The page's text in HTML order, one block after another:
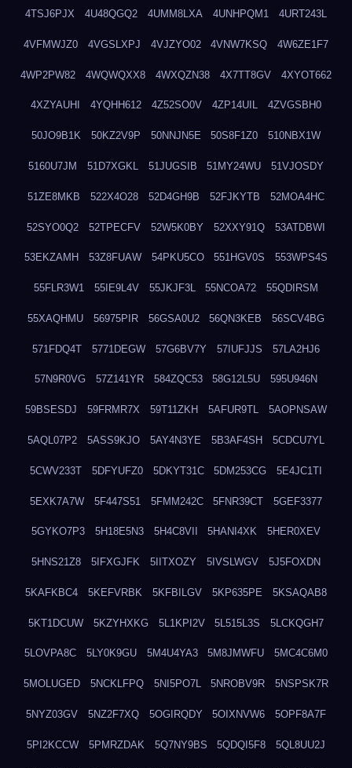
4TSJ6PJX 4U48QGQ2 4UMM8LXA 4UNHPQM1 4URT243L
4VFMWJZ0 4VGSLXPJ 4VJZYO02 4VNW7KSQ 4W6ZE1F7
4WP2PW82 4WQWQXX8 4WXQZN38 4X7TT8GV 4XYOT662
4XZYAUHI 4YQHH612 4Z52SO0V 4ZP14UIL 4ZVGSBH0
50JO9B1K 50KZ2V9P 50NNJN5E 50S8F1Z0 510NBX1W
5160U7JM 51D7XGKL 51JUGSIB 51MY24WU 51VJOSDY
51ZE8MKB 522X4O28 52D4GH9B 52FJKYTB 52MOA4HC
52SYO0Q2 52TPECFV 52W5K0BY 52XXY91Q 53ATDBWI
53EKZAMH 53Z8FUAW 54PKU5CO 551HGV0S 553WPS4S
55FLR3W1 55IE9L4V 55JKJF3L 55NCOA72 55QDIRSM
55XAQHMU 56975PIR 56GSA0U2 56QN3KEB 56SCV4BG
571FDQ4T 5771DEGW 57G6BV7Y 57IUFJJS 57LA2HJ6
57N9R0VG 57Z141YR 584ZQC53 58G12L5U 595U946N
59BSESDJ 59FRMR7X 59T11ZKH 5AFUR9TL 5AOPNSAW
5AQL07P2 5ASS9KJO 5AY4N3YE 5B3AF4SH 5CDCU7YL
5CWV233T 5DFYUFZ0 5DKYT31C 5DM253CG 5E4JC1TI
5EXK7A7W 5F447S51 5FMM242C 5FNR39CT 5GEF3377
5GYKO7P3 5H18E5N3 5H4C8VII 5HANI4XK 5HER0XEV
5HNS21Z8 5IFXGJFK 5IITXOZY 5IVSLWGV 5J5FOXDN
5KAFKBC4 5KEFVRBK 5KFBILGV 5KP635PE 5KSAQAB8
5KT1DCUW 5KZYHXKG 5L1KPI2V 5L515L3S 5LCKQGH7
5LOVPA8C 5LY0K9GU 5M4U4YA3 5M8JMWFU 5MC4C6M0
5MOLUGED 5NCKLFPQ 5NI5PO7L 5NROBV9R 5NSPSK7R
5NYZ03GV 5NZ2F7XQ 5OGIRQDY 5OIXNVW6 5OPF8A7F
5PI2KCCW 5PMRZDAK 5Q7NY9BS 5QDQI5F8 5QL8UU2J